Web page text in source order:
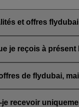
« Se désabonner »
de chat en direct ou
et offres
; vous pouvez
je reçois à
de vous abonner
de flydubai,
à plusieurs
Skywards et
recevoir